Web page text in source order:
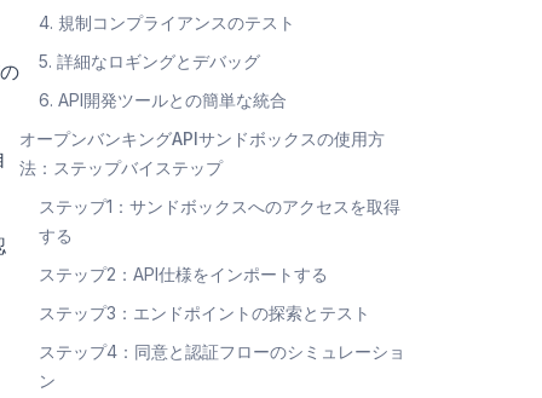
4. 規制コンプライアンスのテスト
5. 詳細なロギングとデバッグ
6. API開発ツールとの簡単な統合
オープンバンキングAPIサンドボックスの使用方
法：ステップバイステップ
ステップ1：サンドボックスへのアクセスを取得
する
ステップ2：API仕様をインポートする
ステップ3：エンドポイントの探索とテスト
ステップ4：同意と認証フローのシミュレーショ
ン